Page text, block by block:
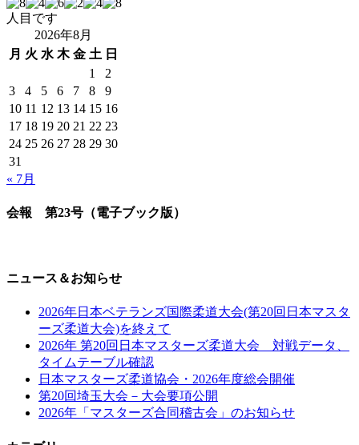
人目です
2026年8月
月 火 水 木 金 土 日
1
2
3
4 5 6 7 8
9
10 11 12 13 14 15 16
17 18 19 20 21 22 23
24 25 26 27 28 29 30
31
« 7月
会報 第23号（電子ブック版）
ニュース＆お知らせ
2026年日本ベテランズ国際柔道大会(第20回日本マスタ
ーズ柔道大会)を終えて
2026年 第20回日本マスターズ柔道大会 対戦データ、
タイムテーブル確認
日本マスターズ柔道協会・2026年度総会開催
第20回埼玉大会－大会要項公開
2026年「マスターズ合同稽古会」のお知らせ